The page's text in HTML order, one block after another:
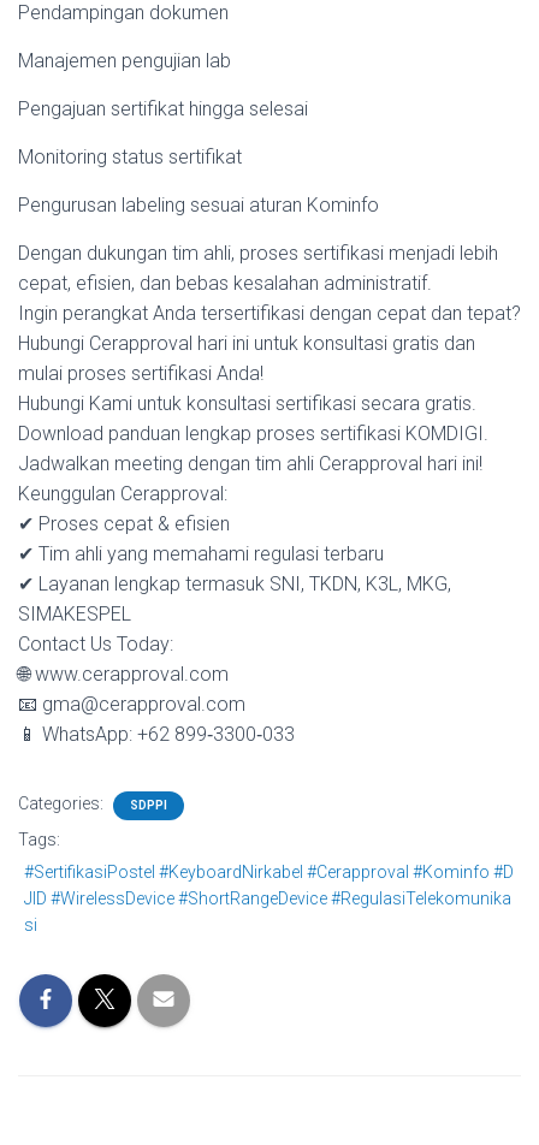
Pendampingan dokumen
Manajemen pengujian lab
Pengajuan sertifikat hingga selesai
Monitoring status sertifikat
Pengurusan labeling sesuai aturan Kominfo
Dengan dukungan tim ahli, proses sertifikasi menjadi lebih
cepat, efisien, dan bebas kesalahan administratif.
Ingin perangkat Anda tersertifikasi dengan cepat dan tepat?
Hubungi Cerapproval hari ini untuk konsultasi gratis dan
mulai proses sertifikasi Anda!
Hubungi Kami untuk konsultasi sertifikasi secara gratis.
Download panduan lengkap proses sertifikasi KOMDIGI.
Jadwalkan meeting dengan tim ahli Cerapproval hari ini!
Keunggulan Cerapproval:
✔ Proses cepat & efisien
✔ Tim ahli yang memahami regulasi terbaru
✔ Layanan lengkap termasuk SNI, TKDN, K3L, MKG,
SIMAKESPEL
Contact Us Today:
🌐 www.cerapproval.com
📧 gma@cerapproval.com
📱 WhatsApp: +62 899‑3300‑033
Categories: SDPPI
Tags:
#SertifikasiPostel #KeyboardNirkabel #Cerapproval #Kominfo #D
JID #WirelessDevice #ShortRangeDevice #RegulasiTelekomunika
si